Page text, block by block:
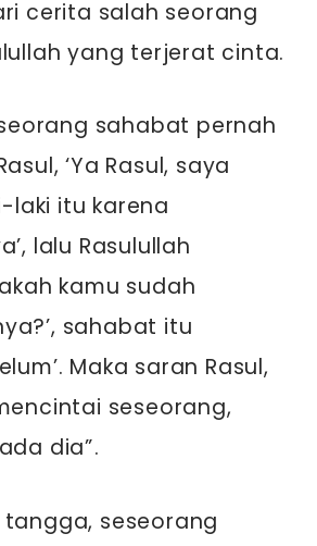
cerita salah seorang
yang terjerat cinta.
sahabat pernah
‘Ya Rasul, saya
laki itu karena
lalu Rasulullah
kamu sudah
sahabat itu
Maka saran Rasul,
seseorang,
dia”.
seseorang